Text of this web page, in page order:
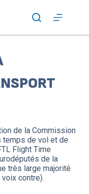
de la Commission
temps de vol et de
Flight Time
de la
très large majorité
contre).